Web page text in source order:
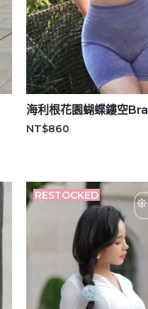
海利根花園蝴蝶鏤空Bra
NT$860
RESTOCKED